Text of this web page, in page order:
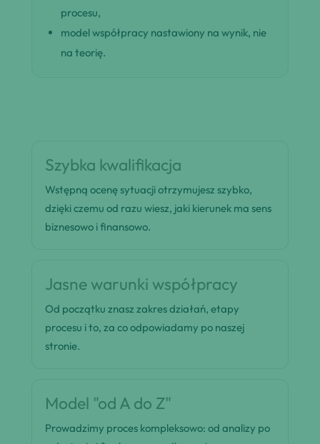
procesu,
model współpracy nastawiony na wynik, nie
na teorię.
Szybka kwalifikacja
Wstępną ocenę sytuacji otrzymujesz szybko,
dzięki czemu od razu wiesz, jaki kierunek ma sens
biznesowo i finansowo.
Jasne warunki współpracy
Od początku znasz zakres działań, etapy
procesu i to, za co odpowiadamy po naszej
stronie.
Model "od A do Z"
Prowadzimy proces kompleksowo: od analizy po